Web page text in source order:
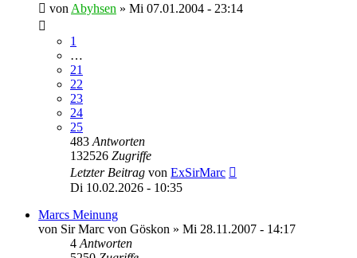
von Abyhsen » Mi 07.01.2004 - 23:14
1
…
21
22
23
24
25
483 Antworten
132526 Zugriffe
Letzter Beitrag von ExSirMarc
Di 10.02.2026 - 10:35
Marcs Meinung
von Sir Marc von Göskon » Mi 28.11.2007 - 14:17
4 Antworten